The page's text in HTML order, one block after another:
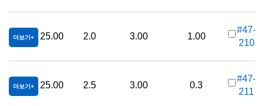
더보기 25.00 2.0 3.00 1.00
#47-
210
더보기 25.00 2.5 3.00 0.3
#47-
211